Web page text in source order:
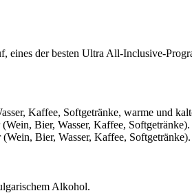
der besten Ultra All-Inclusive-
Kaffee, Softgetränke, warme und
Bier, Wasser, Kaffee, Softgetränke).
Bier, Wasser, Kaffee, Softgetränke).
Alkohol.